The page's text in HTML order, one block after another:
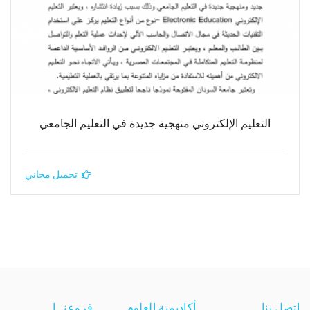
التعليم الإلكتروني منهجية جديدة في التعليم الجامعي
تحميل مجاني